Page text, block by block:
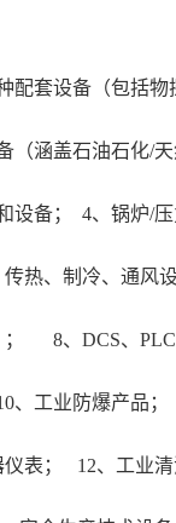
配套设备（包括
（涵盖石油石化/
设备； 4、锅炉/
制冷、通风设
； 8、DCS、PLC
防爆产品；
表； 12、工业